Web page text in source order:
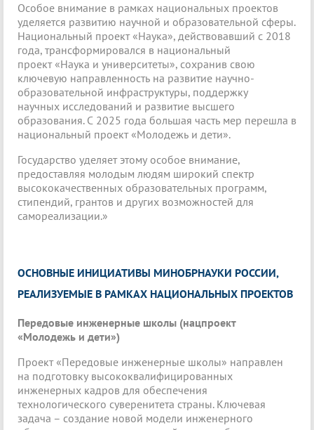
Особое внимание в рамках национальных проектов
уделяется развитию научной и образовательной сферы.
Национальный проект «Наука», действовавший с 2018
года, трансформировался в национальный
проект «Наука и университеты», сохранив свою
ключевую направленность на развитие научно-
образовательной инфраструктуры, поддержку
научных исследований и развитие высшего
образования. С 2025 года большая часть мер перешла в
национальный проект «Молодежь и дети».
Государство уделяет этому особое внимание,
предоставляя молодым людям широкий спектр
высококачественных образовательных программ,
стипендий, грантов и других возможностей для
самореализации.»
ОСНОВНЫЕ ИНИЦИАТИВЫ МИНОБРНАУКИ РОССИИ,
РЕАЛИЗУЕМЫЕ В РАМКАХ НАЦИОНАЛЬНЫХ ПРОЕКТОВ
Передовые инженерные школы (нацпроект
«Молодежь и дети»)
Проект «Передовые инженерные школы» направлен
на подготовку высококвалифицированных
инженерных кадров для обеспечения
технологического суверенитета страны. Ключевая
задача – создание новой модели инженерного